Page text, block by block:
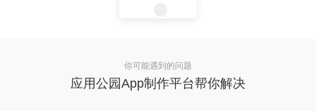
你可能遇到的问题
应用公园App制作平台帮你解决